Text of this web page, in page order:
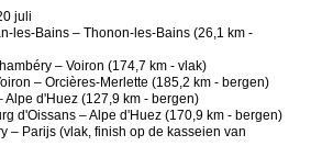
juli
les-Bains – Thonon-les-Bains (26,1 km -
– Voiron (174,7 km - vlak)
– Orcières-Merlette (185,2 km - bergen)
Alpe d'Huez (127,9 km - bergen)
d'Oissans – Alpe d'Huez (170,9 km - bergen)
– Parijs (vlak, finish op de kasseien van